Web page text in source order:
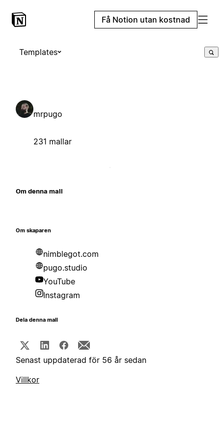
Få Notion utan kostnad
Templates
mrpugo
231 mallar
Om denna mall
Om skaparen
nimblegot.com
pugo.studio
YouTube
Instagram
Dela denna mall
Senast uppdaterad för 56 år sedan
Villkor